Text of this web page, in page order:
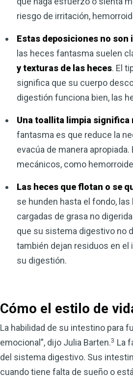
riesgo de irritación,
Estas deposiciones no
las heces fantasma suelen
y texturas de las heces. El
significa que su cuerpo
digestión funciona bien, las
Una toallita limpia significa
fantasma es que reduce la
evacúa de manera
mecánicos, como
Las heces que flotan o se
se hunden hasta el fondo,
cargadas de grasa no
que su sistema digestivo no
también dejan residuos en el
su digestión.
Cómo el estilo de
La habilidad de su intestino para
emocional”, dijo Julia Barten.3 La
del sistema digestivo. Sus
cuando tiene falta de sueño o